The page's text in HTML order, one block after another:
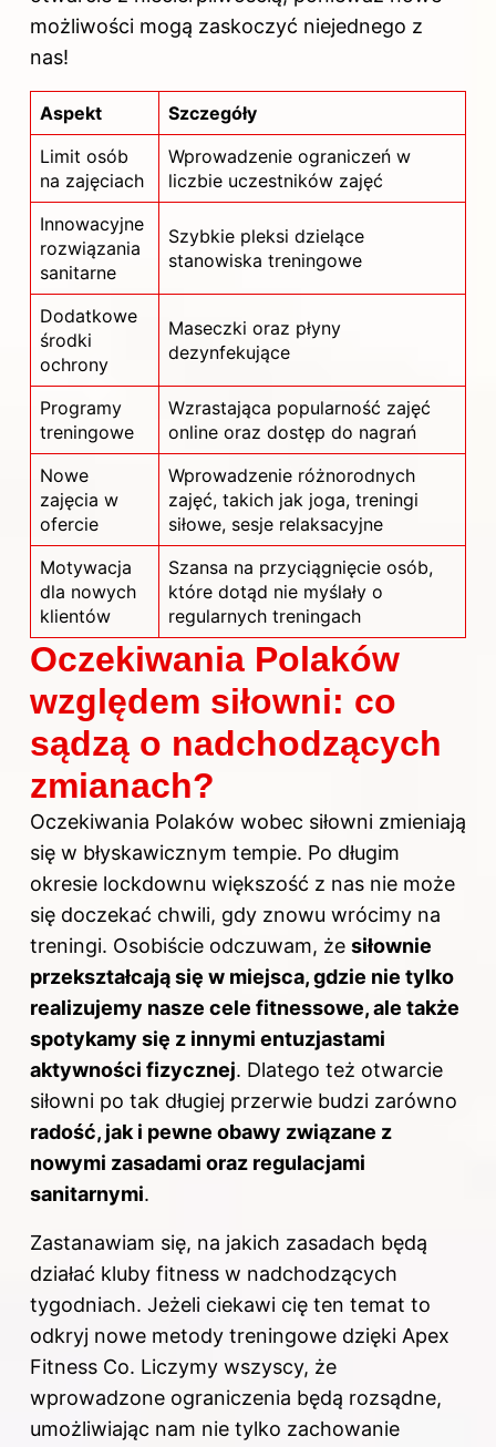
możliwości mogą zaskoczyć niejednego z
nas!
Aspekt
Szczegóły
Limit osób
na zajęciach
Wprowadzenie ograniczeń w
liczbie uczestników zajęć
Innowacyjne
rozwiązania
sanitarne
Szybkie pleksi dzielące
stanowiska treningowe
Dodatkowe
środki
ochrony
Maseczki oraz płyny
dezynfekujące
Programy
treningowe
Wzrastająca popularność zajęć
online oraz dostęp do nagrań
Nowe
zajęcia w
ofercie
Wprowadzenie różnorodnych
zajęć, takich jak joga, treningi
siłowe, sesje relaksacyjne
Motywacja
dla nowych
klientów
Szansa na przyciągnięcie osób,
które dotąd nie myślały o
regularnych treningach
Oczekiwania Polaków
względem siłowni: co
sądzą o nadchodzących
zmianach?
Oczekiwania Polaków wobec siłowni zmieniają
się w błyskawicznym tempie. Po długim
okresie lockdownu większość z nas nie może
się doczekać chwili, gdy znowu wrócimy na
treningi. Osobiście odczuwam, że siłownie
przekształcają się w miejsca, gdzie nie tylko
realizujemy nasze cele fitnessowe, ale także
spotykamy się z innymi entuzjastami
aktywności fizycznej. Dlatego też otwarcie
siłowni po tak długiej przerwie budzi zarówno
radość, jak i pewne obawy związane z
nowymi zasadami oraz regulacjami
sanitarnymi.
Zastanawiam się, na jakich zasadach będą
działać kluby fitness w nadchodzących
tygodniach. Jeżeli ciekawi cię ten temat to
odkryj nowe metody treningowe dzięki Apex
Fitness Co. Liczymy wszyscy, że
wprowadzone ograniczenia będą rozsądne,
umożliwiając nam nie tylko zachowanie